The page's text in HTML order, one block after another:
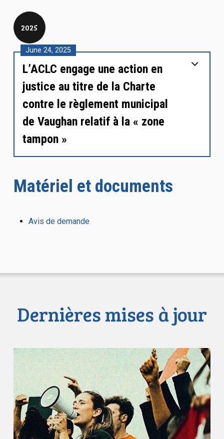
2025
June 24, 2025
L’ACLC engage une action en
justice au titre de la Charte
contre le règlement municipal
de Vaughan relatif à la « zone
tampon »
Matériel et documents
Avis de demande
Dernières mises à jour
ACLC
:
La
police
de
Toronto
ne